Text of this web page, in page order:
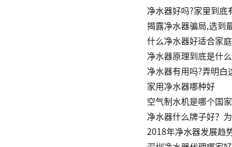
净水器好吗?家里到底
揭露净水器骗局,选到
什么净水器好适合家
净水器原理到底是什
净水器有用吗?弄明白
家用净水器哪种好
空气制水机是哪个国
净水器什么牌子好？
2018年净水器发展趋